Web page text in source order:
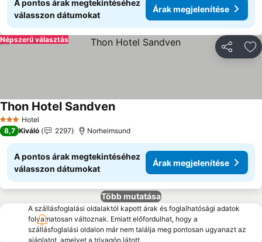
A pontos árak megtekintéséhez
válasszon dátumokat
Árak megjelenítése
Népszerű választás
3 Kategória
Hotel
Thon Hotel Sandven
8,7 Kiváló 2297 Norheimsund
A pontos árak megtekintéséhez
válasszon dátumokat
Árak megjelenítése
Több mutatása
A szállásfoglalási oldalaktól kapott árak és foglalhatósági adatok
folyamatosan változnak. Emiatt előfordulhat, hogy a
szállásfoglalási oldalon már nem találja meg pontosan ugyanazt az
ajánlatot, amelyet a trivagón látott.